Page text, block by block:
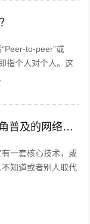
to-peer”或
指个人对个人。这
欧美市场取得了极
藤麦电商:在这个到处都是大资本触角普及的网络电商时代,普通的穷屌丝如何可以做到逆袭上位？
一套核心技术，或
知道或者别人取代
国内做一款游戏，